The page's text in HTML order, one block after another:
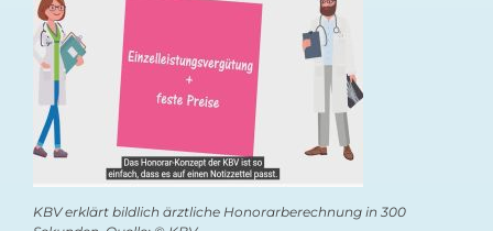
KBV erklärt bildlich ärztliche Honorarberechnung in 300